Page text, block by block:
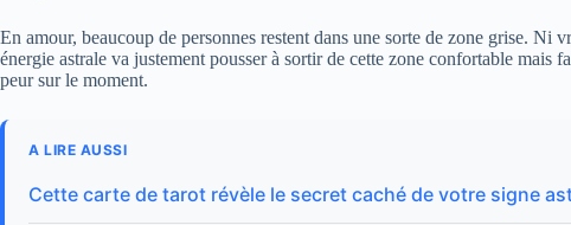
En amour, beaucoup de personnes restent dans une sorte de zone grise. Ni
énergie astrale va justement pousser à sortir de cette zone confortable mais
peur sur le moment.
A LIRE AUSSI
Cette carte de tarot révèle le secret caché de votre signe